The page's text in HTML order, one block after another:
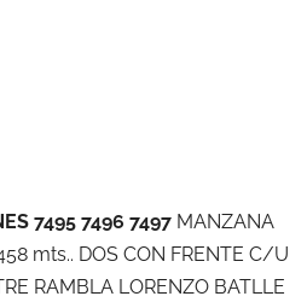
7495 7496 7497 MANZANA
mts.. DOS CON FRENTE C/U
RAMBLA LORENZO BATLLE